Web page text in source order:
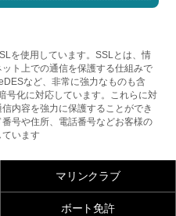
を使用しています。SSLとは、情
ト上での通信を保護する仕組みで
など、非常に強力なものも含
号化に対応しています。これらに対
内容を強力に保護することができ
号や住所、電話番号などお客様の
います
マリンクラブ
ボート免許